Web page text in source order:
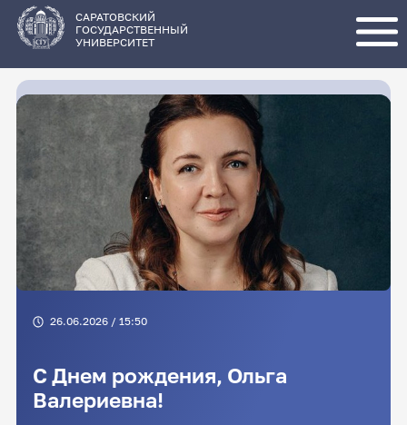
основному
содержанию
САРАТОВСКИЙ
ГОСУДАРСТВЕННЫЙ
УНИВЕРСИТЕТ
26.06.2026 / 15:50
С Днем рождения, Ольга
Валериевна!